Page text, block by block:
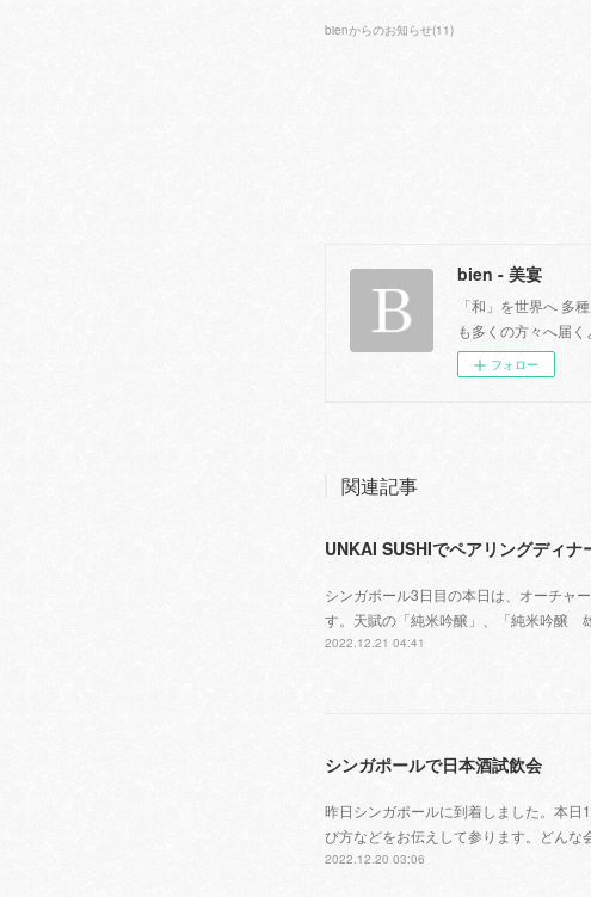
bienからのお知らせ(11)
bien - 美宴
「和」を世界へ 多
も多くの方々へ届
フォロー
関連記事
UNKAI SUSHIでペアリングディナ
シンガポール3日目の本日は、オーチャ
す。天賦の「純米吟醸」、「純米吟醸
2022.12.21 04:41
シンガポールで日本酒試飲会
昨日シンガポールに到着しました。本
び方などをお伝えして参ります。どん
2022.12.20 03:06